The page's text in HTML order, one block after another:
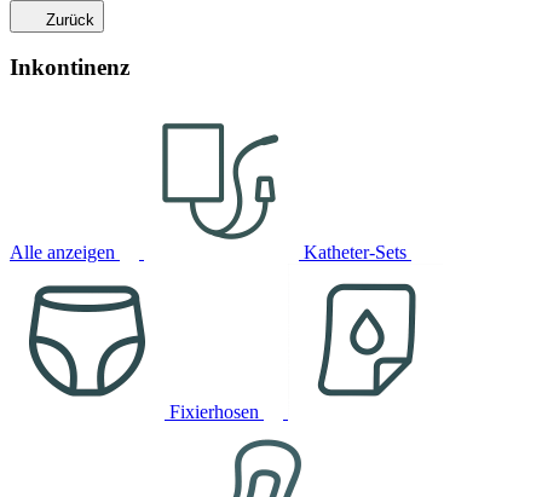
Zurück
Inkontinenz
Alle anzeigen Katheter-Sets
Fixierhosen